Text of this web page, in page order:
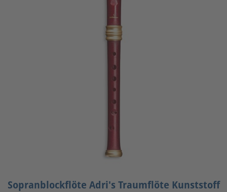
Sopranblockflöte Adri's Traumflöte Kunststoff